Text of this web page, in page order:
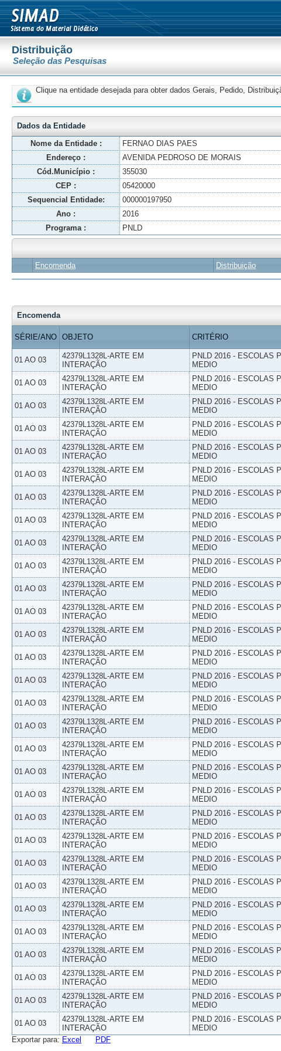
Distribuição
Seleção das Pesquisas
Clique na entidade desejada para obter dados Gerais, Pedido,
Dados da Entidade
Nome da Entidade :
FERNAO DIAS PAES
Endereço :
AVENIDA PEDROSO DE MORAIS
Cód.Município :
355030
CEP :
05420000
Sequencial Entidade:
000000197950
Ano :
2016
Programa :
PNLD
Encomenda Distribuição
Encomenda
SÉRIE/ANO OBJETO CRITÉRIO
01 AO 03
42379L1328L-ARTE EM
INTERAÇÃO
PNLD 2016 - ESCOLAS
MEDIO
01 AO 03
42379L1328L-ARTE EM
INTERAÇÃO
PNLD 2016 - ESCOLAS
MEDIO
01 AO 03
42379L1328L-ARTE EM
INTERAÇÃO
PNLD 2016 - ESCOLAS
MEDIO
01 AO 03
42379L1328L-ARTE EM
INTERAÇÃO
PNLD 2016 - ESCOLAS
MEDIO
01 AO 03
42379L1328L-ARTE EM
INTERAÇÃO
PNLD 2016 - ESCOLAS
MEDIO
01 AO 03
42379L1328L-ARTE EM
INTERAÇÃO
PNLD 2016 - ESCOLAS
MEDIO
01 AO 03
42379L1328L-ARTE EM
INTERAÇÃO
PNLD 2016 - ESCOLAS
MEDIO
01 AO 03
42379L1328L-ARTE EM
INTERAÇÃO
PNLD 2016 - ESCOLAS
MEDIO
01 AO 03
42379L1328L-ARTE EM
INTERAÇÃO
PNLD 2016 - ESCOLAS
MEDIO
01 AO 03
42379L1328L-ARTE EM
INTERAÇÃO
PNLD 2016 - ESCOLAS
MEDIO
01 AO 03
42379L1328L-ARTE EM
INTERAÇÃO
PNLD 2016 - ESCOLAS
MEDIO
01 AO 03
42379L1328L-ARTE EM
INTERAÇÃO
PNLD 2016 - ESCOLAS
MEDIO
01 AO 03
42379L1328L-ARTE EM
INTERAÇÃO
PNLD 2016 - ESCOLAS
MEDIO
01 AO 03
42379L1328L-ARTE EM
INTERAÇÃO
PNLD 2016 - ESCOLAS
MEDIO
01 AO 03
42379L1328L-ARTE EM
INTERAÇÃO
PNLD 2016 - ESCOLAS
MEDIO
01 AO 03
42379L1328L-ARTE EM
INTERAÇÃO
PNLD 2016 - ESCOLAS
MEDIO
01 AO 03
42379L1328L-ARTE EM
INTERAÇÃO
PNLD 2016 - ESCOLAS
MEDIO
01 AO 03
42379L1328L-ARTE EM
INTERAÇÃO
PNLD 2016 - ESCOLAS
MEDIO
01 AO 03
42379L1328L-ARTE EM
INTERAÇÃO
PNLD 2016 - ESCOLAS
MEDIO
01 AO 03
42379L1328L-ARTE EM
INTERAÇÃO
PNLD 2016 - ESCOLAS
MEDIO
01 AO 03
42379L1328L-ARTE EM
INTERAÇÃO
PNLD 2016 - ESCOLAS
MEDIO
01 AO 03
42379L1328L-ARTE EM
INTERAÇÃO
PNLD 2016 - ESCOLAS
MEDIO
01 AO 03
42379L1328L-ARTE EM
INTERAÇÃO
PNLD 2016 - ESCOLAS
MEDIO
01 AO 03
42379L1328L-ARTE EM
INTERAÇÃO
PNLD 2016 - ESCOLAS
MEDIO
01 AO 03
42379L1328L-ARTE EM
INTERAÇÃO
PNLD 2016 - ESCOLAS
MEDIO
01 AO 03
42379L1328L-ARTE EM
INTERAÇÃO
PNLD 2016 - ESCOLAS
MEDIO
01 AO 03
42379L1328L-ARTE EM
INTERAÇÃO
PNLD 2016 - ESCOLAS
MEDIO
01 AO 03
42379L1328L-ARTE EM
INTERAÇÃO
PNLD 2016 - ESCOLAS
MEDIO
01 AO 03
42379L1328L-ARTE EM
INTERAÇÃO
PNLD 2016 - ESCOLAS
MEDIO
01 AO 03
42379L1328L-ARTE EM
INTERAÇÃO
PNLD 2016 - ESCOLAS
MEDIO
Exportar para: Excel PDF